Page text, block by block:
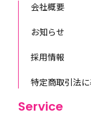
会社概要
お知らせ
採用情報
特定商取引法
Service